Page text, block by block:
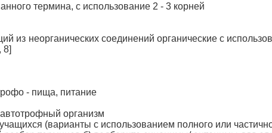
термина, с использование 2 - 3 корней
из неорганических соединений органические с
8]
- пища, питание
организм
(варианты с использованием полного или